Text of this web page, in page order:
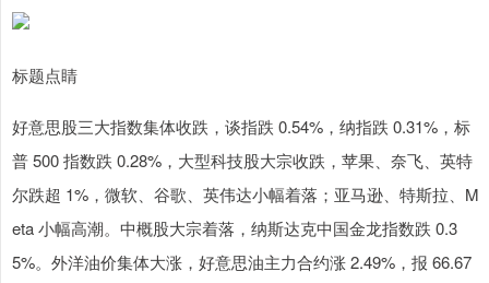
标题点睛
好意思股三大指数集体收跌，谈指跌 0.54%，纳指跌 0.31%，标
普 500 指数跌 0.28%，大型科技股大宗收跌，苹果、奈飞、英特
尔跌超 1%，微软、谷歌、英伟达小幅着落；亚马逊、特斯拉、M
eta 小幅高潮。中概股大宗着落，纳斯达克中国金龙指数跌 0.3
5%。外洋油价集体大涨，好意思油主力合约涨 2.49%，报 66.67